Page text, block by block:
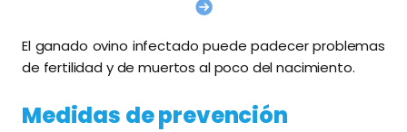
El ganado ovino infectado puede padecer problemas
de fertilidad y de muertos al poco del nacimiento.
Medidas de prevención